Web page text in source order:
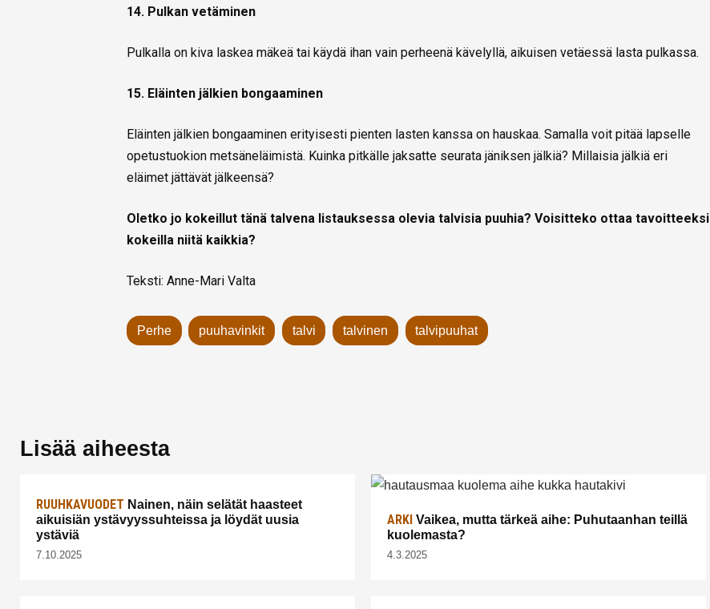
14. Pulkan vetäminen
Pulkalla on kiva laskea mäkeä tai käydä ihan vain perheenä kävelyllä, aikuisen vetäessä lasta pulkassa.
15. Eläinten jälkien bongaaminen
Eläinten jälkien bongaaminen erityisesti pienten lasten kanssa on hauskaa. Samalla voit pitää lapselle
opetustuokion metsäneläimistä. Kuinka pitkälle jaksatte seurata jäniksen jälkiä? Millaisia jälkiä eri
eläimet jättävät jälkeensä?
Oletko jo kokeillut tänä talvena listauksessa olevia talvisia puuhia? Voisitteko ottaa tavoitteeksi
kokeilla niitä kaikkia?
Teksti: Anne-Mari Valta
Perhe puuhavinkit talvi talvinen talvipuuhat
Lisää aiheesta
RUUHKAVUODET Nainen, näin selätät haasteet
aikuisiän ystävyyssuhteissa ja löydät uusia
ystäviä
7.10.2025
ARKI Vaikea, mutta tärkeä aihe: Puhutaanhan teillä
kuolemasta?
4.3.2025